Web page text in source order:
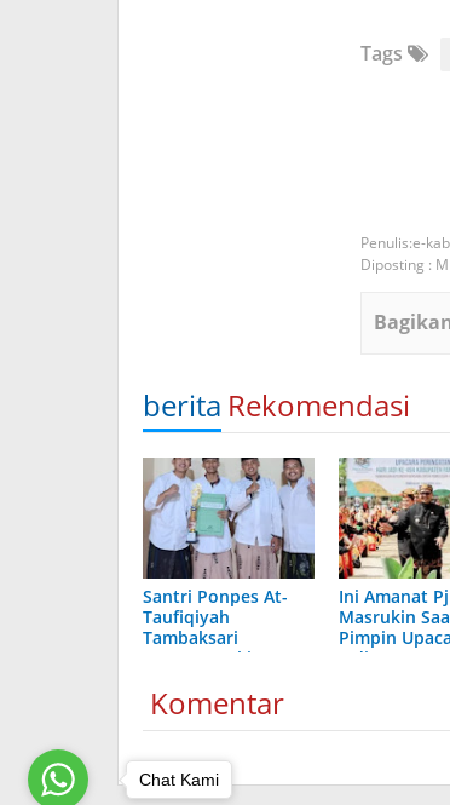
Tags
e-
Diposting :
berita Rekomendasi
Santri Ponpes At-
Taufiqiyah
Tambaksari
Sumenep Ukir
Madura
Ini Amanat
Masrukin
Pimpin
Jadi Ke-494
Komentar
Chat Kami